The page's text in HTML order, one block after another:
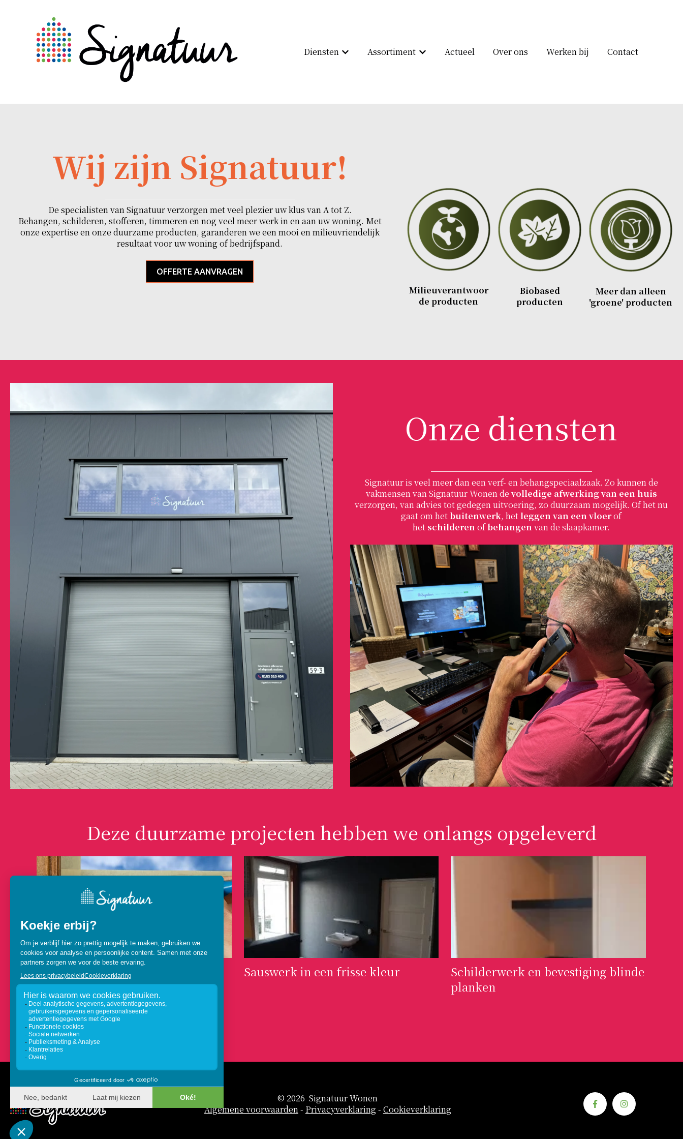
DienstenSubmenu tonen voor Diensten
Assortiment Submenu tonen voor Assortiment
Actueel Over ons Werken bij Contact
Wij zijn Signatuur!
De specialisten van Signatuur verzorgen met veel plezier uw klus van A tot Z.
Behangen, schilderen, stofferen, timmeren en nog veel meer werk in en aan uw woning. Met
onze expertise en onze duurzame producten, garanderen we een mooi en milieuvriendelijk
resultaat voor uw woning of bedrijfspand.
OFFERTE AANVRAGEN
Milieuverantwoor
de producten
Biobased
producten
Meer dan alleen
'groene' producten
Onze diensten
Signatuur is veel meer dan een verf- en behangspeciaalzaak. Zo kunnen de
vakmensen van Signatuur Wonen de volledige afwerking van een huis
verzorgen, van advies tot gedegen uitvoering, zo duurzaam mogelijk. Of het nu
gaat om hetbuitenwerk, hetleggen van een vloerof
het schilderen ofbehangen van de slaapkamer.
Deze duurzame projecten hebben we onlangs opgeleverd
Buitenschilderwerk: vijf tips van
onze expert
Sauswerk in een frisse kleur
Schilderwerk en bevestiging blinde
planken
© 2026 Signatuur Wonen
Algemene voorwaarden- Privacyverklaring - Cookieverklaring